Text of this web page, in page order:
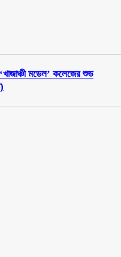
মডেল’ কলেজের শুভ